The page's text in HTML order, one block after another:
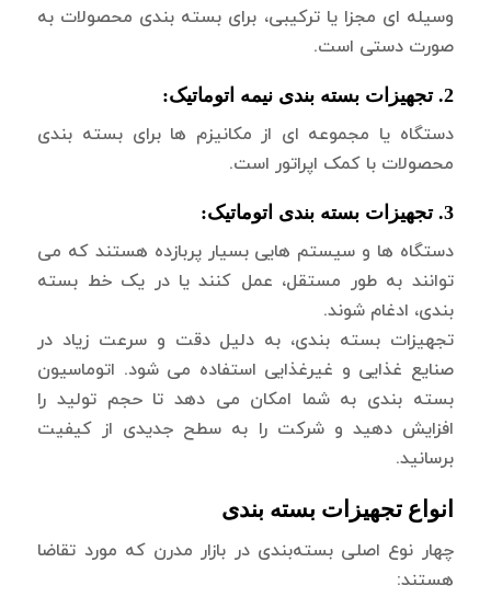
وسیله ای مجزا یا ترکیبی، برای بسته بندی محصولات به
صورت دستی است.
2. تجهیزات بسته بندی نیمه اتوماتیک:
دستگاه یا مجموعه ای از مکانیزم ها برای بسته بندی
محصولات با کمک اپراتور است.
3. تجهیزات بسته بندی اتوماتیک:
دستگاه ها و سیستم هایی بسیار پربازده هستند که می
توانند به طور مستقل، عمل کنند یا در یک خط بسته
بندی، ادغام شوند.
تجهیزات بسته بندی، به دلیل دقت و سرعت زیاد در
صنایع غذایی و غیرغذایی استفاده می شود. اتوماسیون
بسته بندی به شما امکان می دهد تا حجم تولید را
افزایش دهید و شرکت را به سطح جدیدی از کیفیت
برسانید.
انواع تجهیزات بسته بندی
چهار نوع اصلی بسته‌بندی در بازار مدرن که مورد تقاضا
هستند: